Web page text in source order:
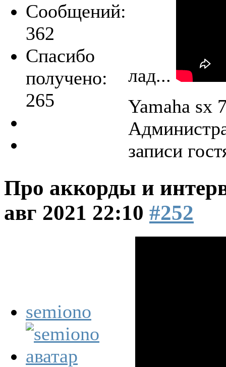
Сообщений:
362
Спасибо
получено:
265
лад...
Yamaha sx
записи
Про аккорды и
авг 2021 22:10 #252
semiono